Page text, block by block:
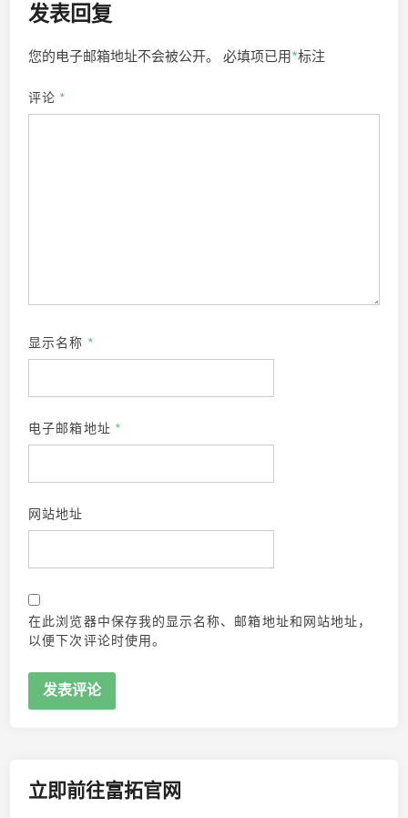
发表回复
您的电子邮箱地址不会被公开。 必填项已用*标注
评论 *
显示名称 *
电子邮箱地址 *
网站地址
在此浏览器中保存我的显示名称、邮箱地址和网站地址，
以便下次评论时使用。
立即前往富拓官网